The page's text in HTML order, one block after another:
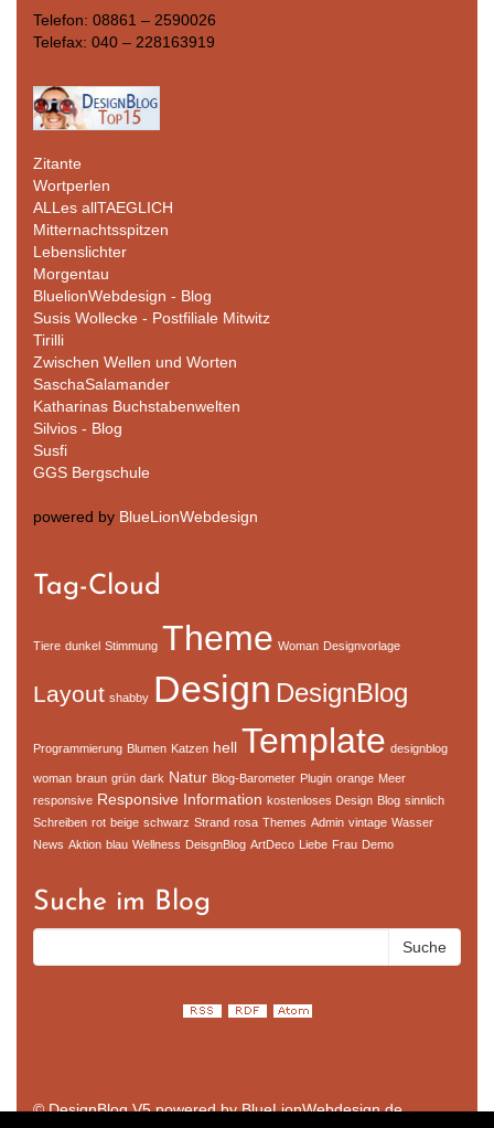
Telefon: 08861 – 2590026
Telefax: 040 – 228163919
Zitante
Wortperlen
ALLes allTAEGLICH
Mitternachtsspitzen
Lebenslichter
Morgentau
BluelionWebdesign - Blog
Susis Wollecke - Postfiliale Mitwitz
Tirilli
Zwischen Wellen und Worten
SaschaSalamander
Katharinas Buchstabenwelten
Silvios - Blog
Susfi
GGS Bergschule
powered by BlueLionWebdesign
Tag-Cloud
Tiere dunkel Stimmung Theme Woman Designvorlage
Layout shabby Design DesignBlog
Programmierung Blumen Katzen hell Template designblog
woman braun grün dark Natur Blog-Barometer Plugin orange Meer
responsive Responsive Information kostenloses Design Blog sinnlich
Schreiben rot beige schwarz Strand rosa Themes Admin vintage Wasser
News Aktion blau Wellness DeisgnBlog ArtDeco Liebe Frau Demo
Suche im Blog
© DesignBlog V5 powered by BlueLionWebdesign.de